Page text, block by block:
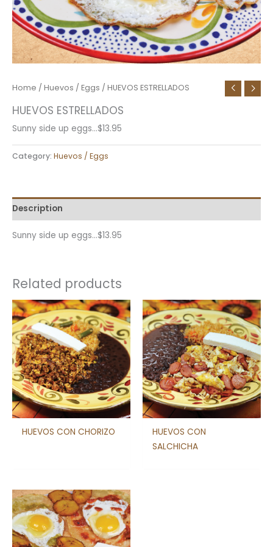
Home / Huevos / Eggs / HUEVOS ESTRELLADOS
HUEVOS ESTRELLADOS
Sunny side up eggs…$13.95
Category: Huevos / Eggs
Description
Sunny side up eggs…$13.95
Related products
HUEVOS CON CHORIZO
HUEVOS CON
SALCHICHA